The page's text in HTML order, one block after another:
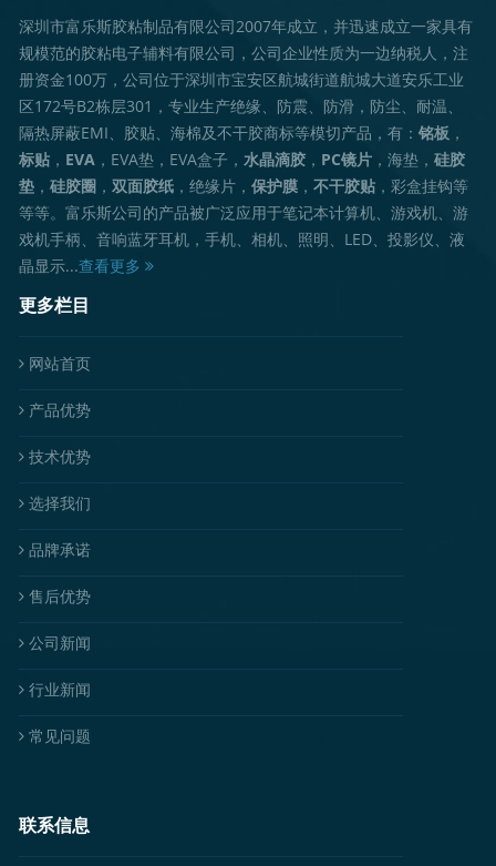
深圳市富乐斯胶粘制品有限公司2007年成立，并迅速成立一家具有
规模范的胶粘电子辅料有限公司，公司企业性质为一边纳税人，注
册资金100万，公司位于深圳市宝安区航城街道航城大道安乐工业
区172号B2栋层301，专业生产绝缘、防震、防滑，防尘、耐温、
隔热屏蔽EMI、胶贴、海棉及不干胶商标等模切产品，有：铭板 ，
标贴 ， EVA ，EVA垫，EVA盒子，水晶滴胶 ， PC镜片 ，海垫，硅胶
垫 ，硅胶圈 ，双面胶纸 ，绝缘片，保护膜 ，不干胶贴 ，彩盒挂钩等
等等。富乐斯公司的产品被广泛应用于笔记本计算机、游戏机、游
戏机手柄、音响蓝牙耳机，手机、相机、照明、LED、投影仪、液
晶显示...查看更多
更多栏目
网站首页
产品优势
技术优势
选择我们
品牌承诺
售后优势
公司新闻
行业新闻
常见问题
联系信息